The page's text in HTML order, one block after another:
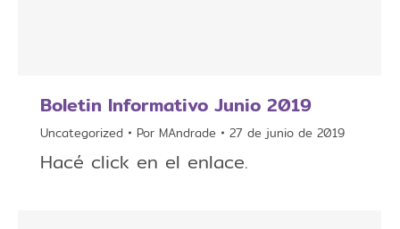
Boletin Informativo Junio 2019
Uncategorized Por MAndrade 27 de junio de 2019
Hacé click en el enlace.